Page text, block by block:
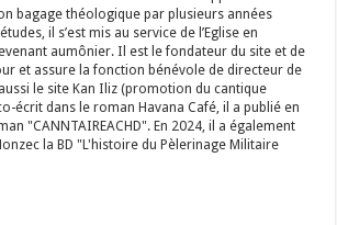
bagage théologique par plusieurs années
il s’est mis au service de l’Eglise en
aumônier. Il est le fondateur du site et de
et assure la fonction bénévole de directeur de
le site Kan Iliz (promotion du cantique
écrit dans le roman Havana Café, il a publié en
"CANNTAIREACHD". En 2024, il a également
la BD "L'histoire du Pèlerinage Militaire